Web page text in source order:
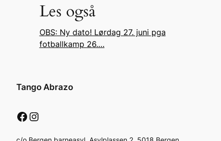
Les også
OBS: Ny dato! Lørdag 27. juni pga
fotballkamp 26.…
Tango Abrazo
Facebook Instagram